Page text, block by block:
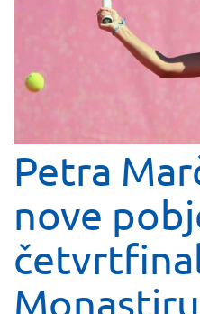
Petra
nove
Monastiru